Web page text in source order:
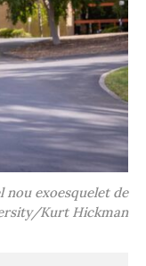
nou exoesquelet de
Kurt Hickman